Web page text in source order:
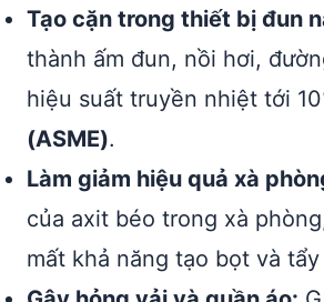
Tạo cặn trong thiết bị đun
thành ấm đun, nồi hơi,
hiệu suất truyền nhiệt tới
(ASME).
Làm giảm hiệu quả xà
của axit béo trong xà
mất khả năng tạo bọt và